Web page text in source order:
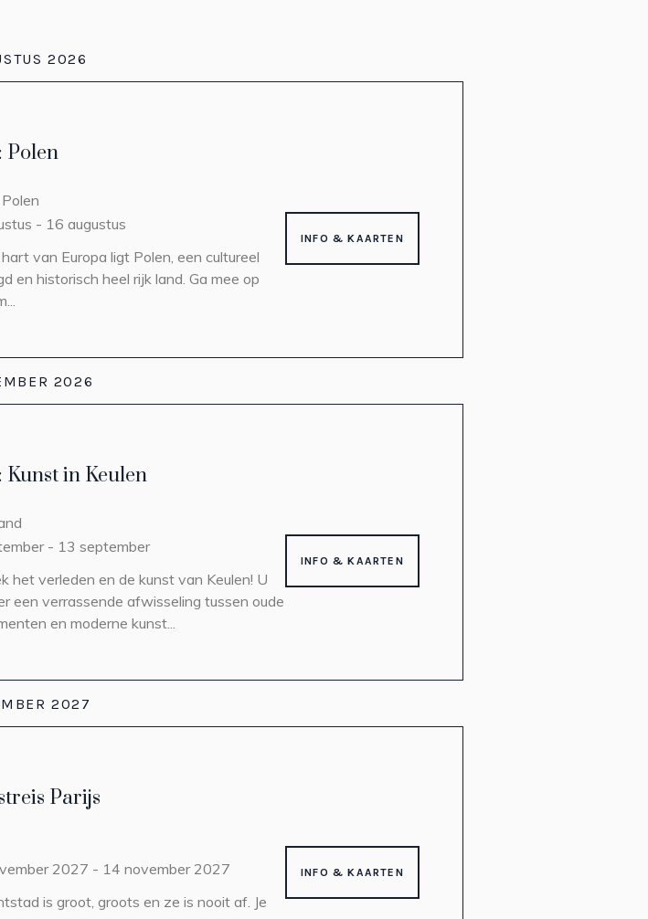
2026
Polen
Polen
- 16 augustus
van Europa ligt Polen, een cultureel
en historisch heel rijk land. Ga mee op
INFO & KAARTEN
2026
Kunst in Keulen
- 13 september
het verleden en de kunst van Keulen! U
een verrassende afwisseling tussen oude
en moderne kunst...
INFO & KAARTEN
2027
Parijs
2027 - 14 november 2027
is groot, groots en ze is nooit af. Je
INFO & KAARTEN